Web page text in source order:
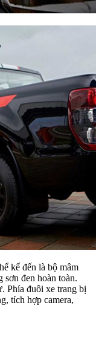
kể đến là bộ mâm
sơn đen hoàn toàn.
Phía đuôi xe trang bị
tích hợp camera,